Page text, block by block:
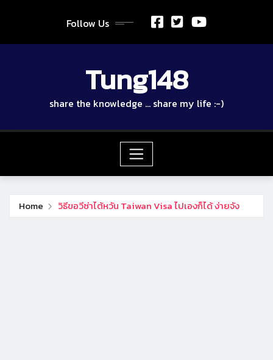
Follow Us
Tung148
share the knowledge … share my life :-)
Home วิธีขอวีซ่าไต้หวัน Taiwan Visa ไปเองก็ได้ ง่ายจัง